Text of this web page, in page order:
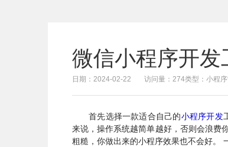
微信小程序开发
日期：2024-02-22 访问量：274类型：小程
首先选择一款适合自己的小程序开发
来说，操作系统越简单越好，否则会浪费
粗糙，你做出来的小程序效果也不会好。